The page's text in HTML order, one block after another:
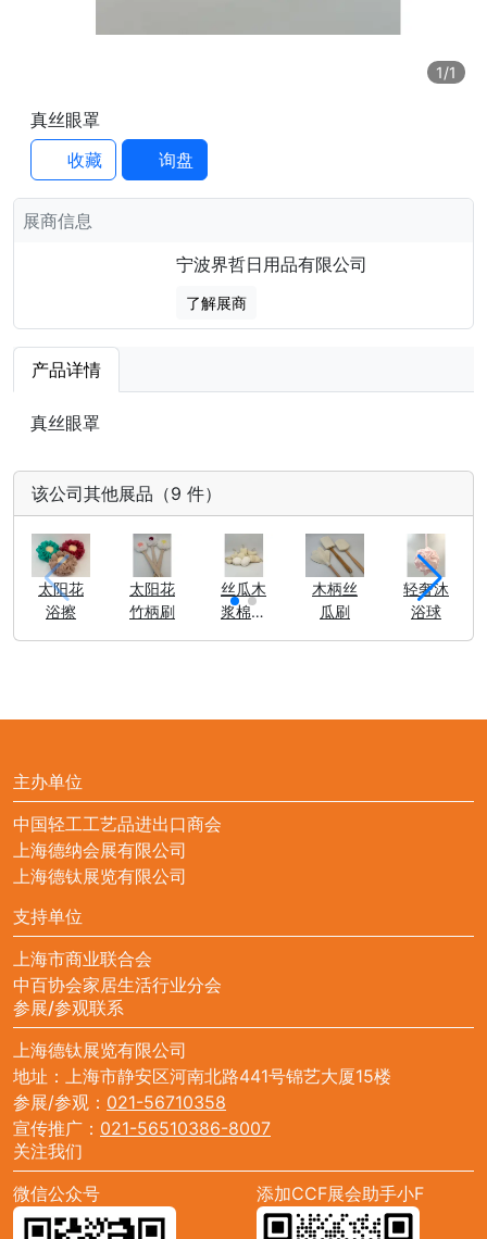
1/1
真丝眼罩
收藏
询盘
展商信息
宁波界哲日用品有限公司
了解展商
产品详情
真丝眼罩
该公司其他展品（9 件）
太阳花
浴擦
太阳花
竹柄刷
丝瓜木
浆棉擦
木柄丝
瓜刷
轻奢沐
浴球
主办单位
中国轻工工艺品进出口商会
上海德纳会展有限公司
上海德钛展览有限公司
支持单位
上海市商业联合会
中百协会家居生活行业分会
参展/参观联系
上海德钛展览有限公司
地址：上海市静安区河南北路441号锦艺大厦15楼
参展/参观： 021-56710358
宣传推广： 021-56510386-8007
关注我们
微信公众号
添加CCF展会助手小F